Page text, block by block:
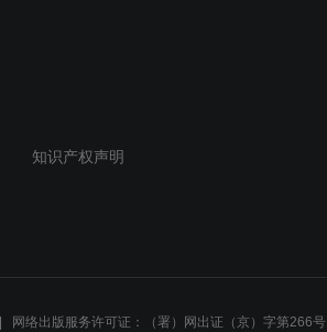
知识产权声明
网络出版服务许可证：（署）网出证（京）字第266号